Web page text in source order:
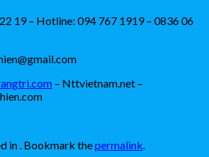
19 – Hotline: 094 767 1919 – 0836 06
– Nttvietnam.net –
in . Bookmark thepermalink.